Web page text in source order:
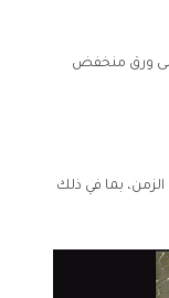
على ورق منخفض
الزمن، بما في ذلك